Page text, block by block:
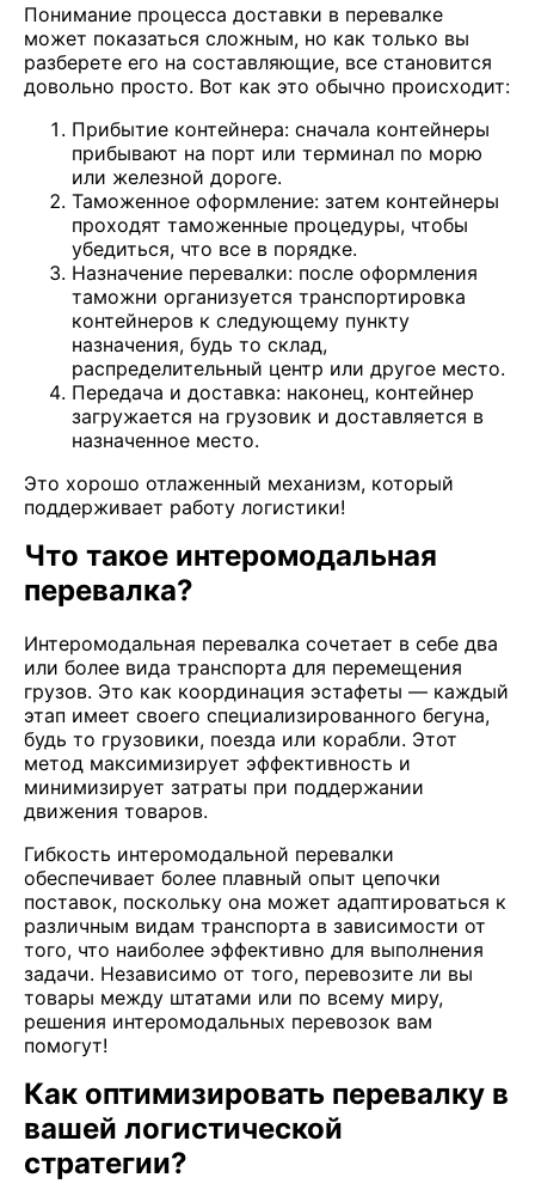
Понимание процесса доставки в перевалке
может показаться сложным, но как только вы
разберете его на составляющие, все становится
довольно просто. Вот как это обычно происходит:
Прибытие контейнера: сначала контейнеры
прибывают на порт или терминал по морю
или железной дороге.
Таможенное оформление: затем контейнеры
проходят таможенные процедуры, чтобы
убедиться, что все в порядке.
Назначение перевалки: после оформления
таможни организуется транспортировка
контейнеров к следующему пункту
назначения, будь то склад,
распределительный центр или другое место.
Передача и доставка: наконец, контейнер
загружается на грузовик и доставляется в
назначенное место.
Это хорошо отлаженный механизм, который
поддерживает работу логистики!
Что такое интеромодальная
перевалка?
Интеромодальная перевалка сочетает в себе два
или более вида транспорта для перемещения
грузов. Это как координация эстафеты — каждый
этап имеет своего специализированного бегуна,
будь то грузовики, поезда или корабли. Этот
метод максимизирует эффективность и
минимизирует затраты при поддержании
движения товаров.
Гибкость интеромодальной перевалки
обеспечивает более плавный опыт цепочки
поставок, поскольку она может адаптироваться к
различным видам транспорта в зависимости от
того, что наиболее эффективно для выполнения
задачи. Независимо от того, перевозите ли вы
товары между штатами или по всему миру,
решения интеромодальных перевозок вам
помогут!
Как оптимизировать перевалку в
вашей логистической
стратегии?